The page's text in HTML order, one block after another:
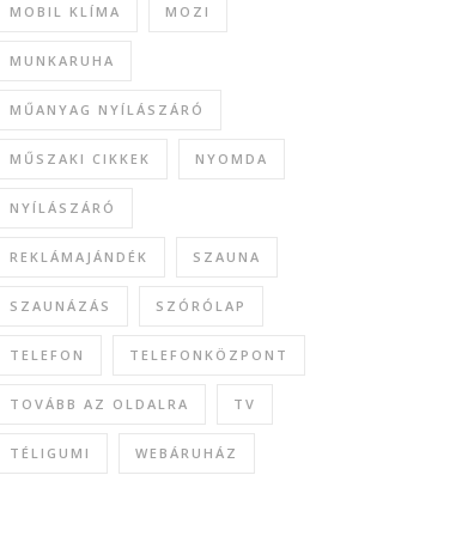
MOBIL KLÍMA MOZI
MUNKARUHA
MŰANYAG NYÍLÁSZÁRÓ
MŰSZAKI CIKKEK NYOMDA
NYÍLÁSZÁRÓ
REKLÁMAJÁNDÉK SZAUNA
SZAUNÁZÁS SZÓRÓLAP
TELEFON TELEFONKÖZPONT
TOVÁBB AZ OLDALRA TV
TÉLIGUMI WEBÁRUHÁZ